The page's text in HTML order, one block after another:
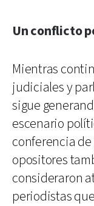
Un conflicto
Mientras
judiciales y
sigue
escenario
conferencia
opositores
consideraron
periodistas